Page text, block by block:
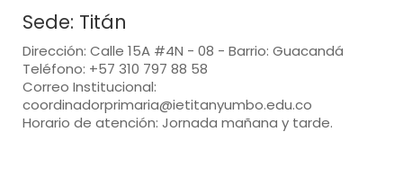
Sede: Titán
Dirección: Calle 15A #4N - 08 - Barrio: Guacandá
Teléfono: +57 310 797 88 58
Correo Institucional:
coordinadorprimaria@ietitanyumbo.edu.co
Horario de atención: Jornada mañana y tarde.